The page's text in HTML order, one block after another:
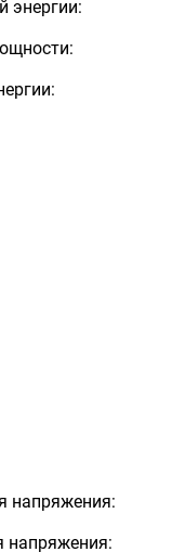
энергии:
напряжения:
напряжения: